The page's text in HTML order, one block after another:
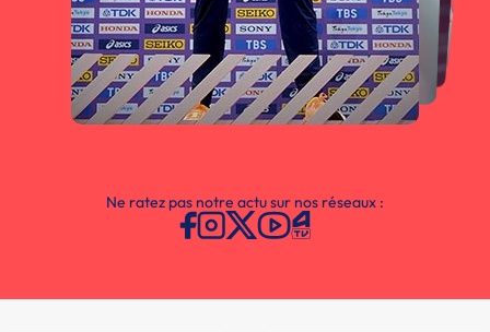
Ne ratez pas notre actu sur nos réseaux :